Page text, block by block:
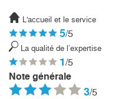
L'accueil et le service
5/5
La qualité de l’expertise
1/5
Note générale
3/5